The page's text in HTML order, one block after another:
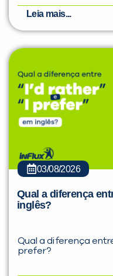
Leia mais...
03/08/2026
Qual a diferença
inglês?
Qual a diferença entre
prefer?